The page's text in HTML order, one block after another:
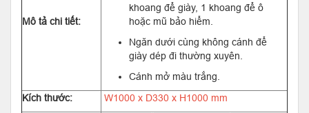
Mô tả chi tiết:
khoang để giày, 1 khoang để ô
hoặc mũ bảo hiểm.
Ngăn dưới cùng không cánh để
giày dép đi thường xuyên.
Cánh mở màu trắng.
Kích thước:
W1000 x D330 x H1000 mm